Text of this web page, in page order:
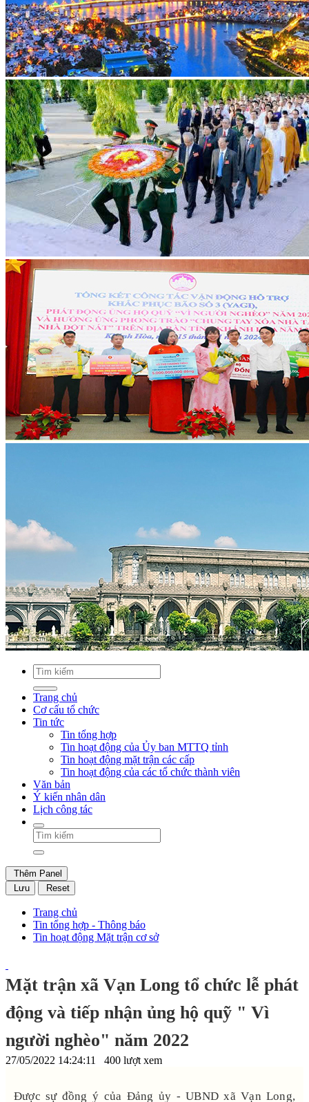
Trang chủ
Cơ cấu tổ chức
Tin tức
Tin tổng hợp
Tin hoạt động của Ủy ban MTTQ tỉnh
Tin hoạt động mặt trận các cấp
Tin hoạt động của các tổ chức thành viên
Văn bản
Ý kiến nhân dân
Lịch công tác
Thêm Panel
Lưu
Reset
Trang chủ
Tin tổng hợp - Thông báo
Tin hoạt động Mặt trận cơ sở
Mặt trận xã Vạn Long tổ chức lễ phát
động và tiếp nhận ủng hộ quỹ " Vì
người nghèo" năm 2022
27/05/2022 14:24:11 400 lượt xem
Được sự đồng ý của Đảng ủy - UBND xã Vạn Long,